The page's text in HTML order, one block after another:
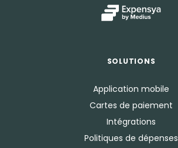
SOLUTIONS
Application mobile
Cartes de paiement
Intégrations
Politiques de dépenses